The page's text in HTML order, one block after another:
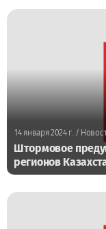
14 января 2024 г./
Штормовое
регионов